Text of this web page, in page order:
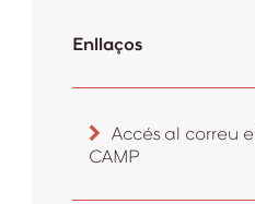
Enllaços
Accés al correu
CAMP